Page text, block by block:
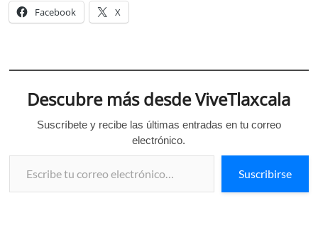
Facebook X
Descubre más desde ViveTlaxcala
Suscríbete y recibe las últimas entradas en tu correo
electrónico.
Escribe tu correo electrónico…
Suscribirse